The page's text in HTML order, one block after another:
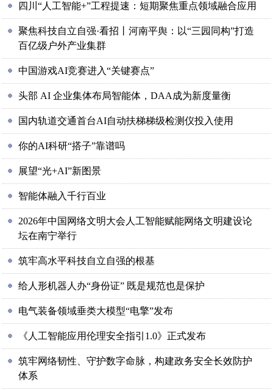
四川“人工智能+”工程提速：短期聚焦重点领域融合应用
聚焦科技自立自强·看招丨河南平舆：以“三园同构”打造
百亿级户外产业集群
中国游戏AI竞赛进入“关键赛点”
头部 AI 企业集体布局智能体，DAA成为新度量衡
国内轨道交通首台AI自动扶梯梯级检测仪投入使用
你的AI科研“搭子”靠谱吗
展望“光+AI”新图景
智能体融入千行百业
2026年中国网络文明大会人工智能赋能网络文明建设论
坛在南宁举行
筑牢高水平科技自立自强的根基
给人形机器人办“身份证” 既是规范也是保护
电气装备领域垂类大模型“电擎”发布
《人工智能应用伦理安全指引1.0》正式发布
筑牢网络韧性、守护数字命脉，构建政务安全长效防护
体系